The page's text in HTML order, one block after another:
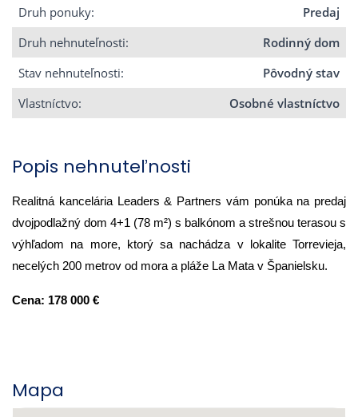
Druh ponuky:
Predaj
Druh nehnuteľnosti:
Rodinný dom
Stav nehnuteľnosti:
Pôvodný stav
Vlastníctvo:
Osobné vlastníctvo
Popis nehnuteľnosti
Realitná kancelária Leaders & Partners vám ponúka na predaj
dvojpodlažný dom 4+1 (78 m²) s balkónom a strešnou terasou s
výhľadom na more, ktorý sa nachádza v lokalite Torrevieja,
necelých 200 metrov od mora a pláže La Mata v Španielsku.
Cena: 178 000 €
Mapa